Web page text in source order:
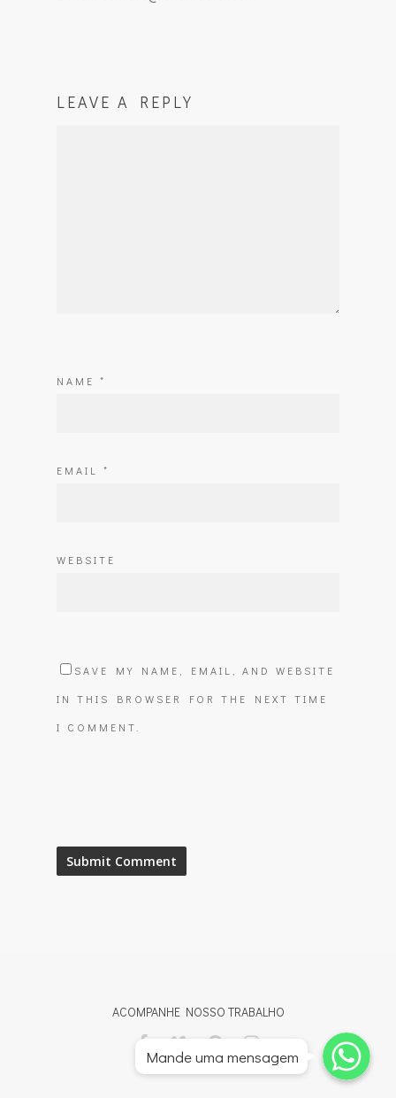
LEAVE A REPLY
NAME *
EMAIL *
WEBSITE
SAVE MY NAME, EMAIL, AND WEBSITE
IN THIS BROWSER FOR THE NEXT TIME
I COMMENT.
ACOMPANHE NOSSO TRABALHO
Whatsapp
Whatsapp
Whatsapp
Mande uma mensagem